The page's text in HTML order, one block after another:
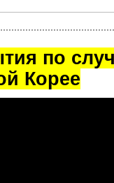
по
Корее